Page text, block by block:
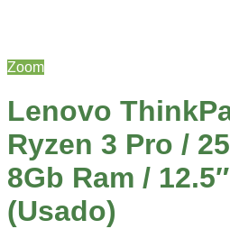
Zoom
Lenovo
Ryzen 3 Pro /
8Gb Ram /
(Usado)